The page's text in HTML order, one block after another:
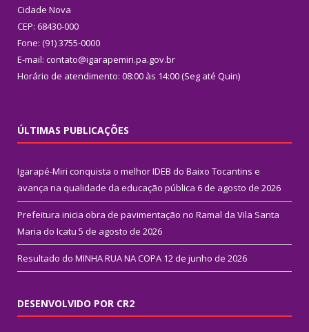
Cidade Nova
CEP: 68430-000
Fone: (91) 3755-0000
E-mail: contato@igarapemiri.pa.gov.br
Horário de atendimento: 08:00 às 14:00 (Seg até Quin)
ÚLTIMAS PUBLICAÇÕES
Igarapé-Miri conquista o melhor IDEB do Baixo Tocantins e
avança na qualidade da educação pública 6 de agosto de 2026
Prefeitura inicia obra de pavimentação no Ramal da Vila Santa
Maria do Icatu 5 de agosto de 2026
Resultado do MINHA RUA NA COPA 12 de junho de 2026
DESENVOLVIDO POR CR2